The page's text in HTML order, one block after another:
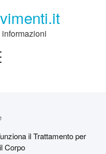
il Trattamento per
Corpo